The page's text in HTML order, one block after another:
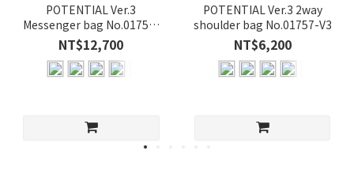
POTENTIAL Ver.3
Messenger bag No.01756-
V3
NT$12,700
POTENTIAL Ver.3 2way
shoulder bag No.01757-V3
NT$6,200